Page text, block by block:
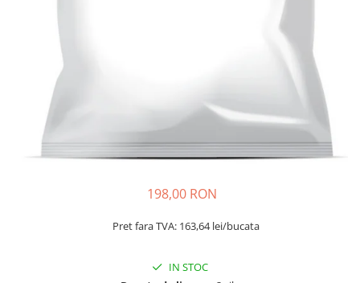
198,00 RON
Pret fara TVA: 163,64 lei/bucata
IN STOC